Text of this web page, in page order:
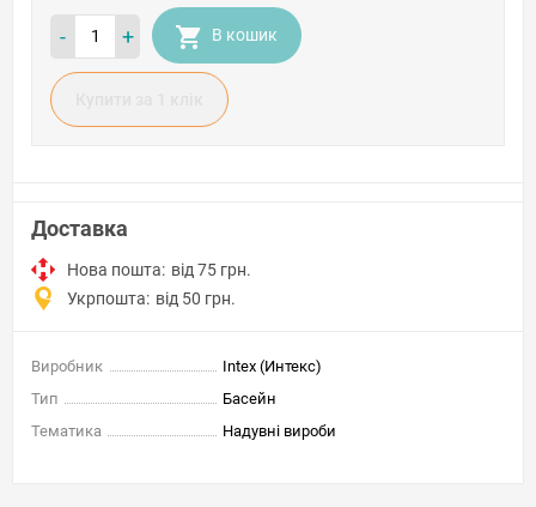
- + В кошик
Доставка
Нова пошта: від 75 грн.
Укрпошта: від 50 грн.
Виробник
Intex (Интекс)
Тип
Басейн
Тематика
Надувні вироби